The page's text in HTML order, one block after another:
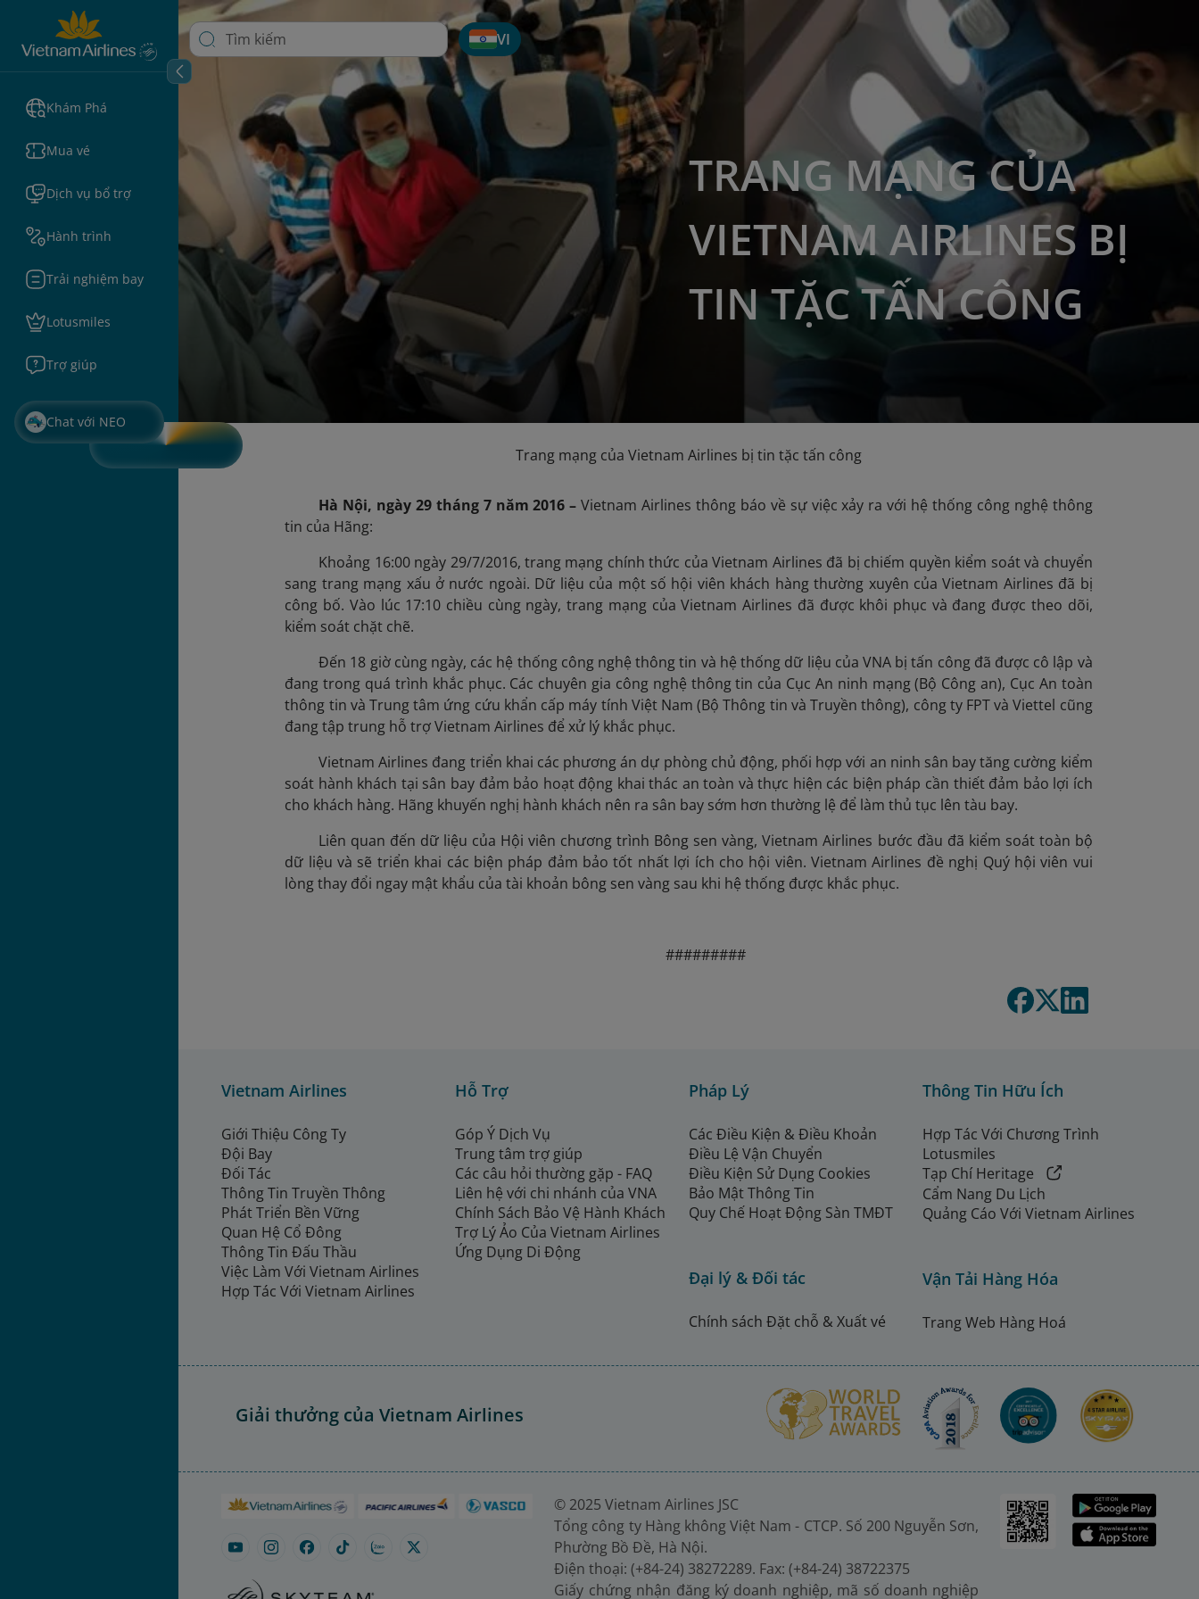
Khám Phá
Mua vé
Dịch vụ bổ trợ
Hành trình
Trải nghiệm bay
Lotusmiles
Trợ giúp
Chat với NEO
VI
TRANG MẠNG CỦA
VIETNAM AIRLINES BỊ
TIN TẶC TẤN CÔNG
Trang mạng của Vietnam Airlines bị tin tặc tấn công
Hà Nội, ngày 29tháng 7năm 2016 – Vietnam Airlines thông báo về sự việc xảy ra với hệ thống công nghệ thông
tin của Hãng:
Khoảng 16:00 ngày 29/7/2016, trang mạng chính thức của Vietnam Airlines đã bị chiếm quyền kiểm soát và chuyển
sang trang mạng xấu ở nước ngoài. Dữ liệu của một số hội viên khách hàng thường xuyên của Vietnam Airlines đã bị
công bố. Vào lúc 17:10 chiều cùng ngày, trang mạng của Vietnam Airlines đã được khôi phục và đang được theo dõi,
kiểm soát chặt chẽ.
Đến 18 giờ cùng ngày, các hệ thống công nghệ thông tin và hệ thống dữ liệu của VNA bị tấn công đã được cô lập và
đang trong quá trình khắc phục. Các chuyên gia công nghệ thông tin của Cục An ninh mạng (Bộ Công an), Cục An toàn
thông tin và Trung tâm ứng cứu khẩn cấp máy tính Việt Nam (Bộ Thông tin và Truyền thông), công ty FPT và Viettel cũng
đang tập trung hỗ trợ Vietnam Airlines để xử lý khắc phục.
Vietnam Airlines đang triển khai các phương án dự phòng chủ động, phối hợp với an ninh sân bay tăng cường kiểm
soát hành khách tại sân bay đảm bảo hoạt động khai thác an toàn và thực hiện các biện pháp cần thiết đảm bảo lợi ích
cho khách hàng. Hãng khuyến nghị hành khách nên ra sân bay sớm hơn thường lệ để làm thủ tục lên tàu bay.
Liên quan đến dữ liệu của Hội viên chương trình Bông sen vàng, Vietnam Airlines bước đầu đã kiểm soát toàn bộ
dữ liệu và sẽ triển khai các biện pháp đảm bảo tốt nhất lợi ích cho hội viên. Vietnam Airlines đề nghị Quý hội viên vui
lòng thay đổi ngay mật khẩu của tài khoản bông sen vàng sau khi hệ thống được khắc phục.
#########
Vietnam Airlines
Giới Thiệu Công Ty
Đội Bay
Đối Tác
Thông Tin Truyền Thông
Phát Triển Bền Vững
Quan Hệ Cổ Đông
Thông Tin Đấu Thầu
Việc Làm Với Vietnam Airlines
Hợp Tác Với Vietnam Airlines
Hỗ Trợ
Góp Ý Dịch Vụ
Trung tâm trợ giúp
Các câu hỏi thường gặp - FAQ
Liên hệ với chi nhánh của VNA
Chính Sách Bảo Vệ Hành Khách
Trợ Lý Ảo Của Vietnam Airlines
Ứng Dụng Di Động
Pháp Lý
Các Điều Kiện & Điều Khoản
Điều Lệ Vận Chuyển
Điều Kiện Sử Dụng Cookies
Bảo Mật Thông Tin
Quy Chế Hoạt Động Sàn TMĐT
Đại lý & Đối tác
Chính sách Đặt chỗ & Xuất vé
Thông Tin Hữu Ích
Hợp Tác Với Chương Trình
Lotusmiles
Tạp Chí Heritage
Cẩm Nang Du Lịch
Quảng Cáo Với Vietnam Airlines
Vận Tải Hàng Hóa
Trang Web Hàng Hoá
Giải thưởng của Vietnam Airlines
© 2025 Vietnam Airlines JSC
Tổng công ty Hàng không Việt Nam - CTCP. Số 200 Nguyễn Sơn,
Phường Bồ Đề, Hà Nội.
Điện thoại: (+84-24) 38272289. Fax: (+84-24) 38722375
Giấy chứng nhận đăng ký doanh nghiệp, mã số doanh nghiệp